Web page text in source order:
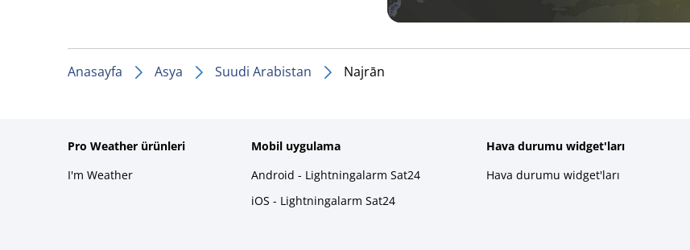
Anasayfa Asya Suudi Arabistan Najrān
Pro Weather ürünleri
I'm Weather
Mobil uygulama
Android - Lightningalarm Sat24
iOS - Lightningalarm Sat24
Hava durumu widget'ları
Hava durumu widget'ları